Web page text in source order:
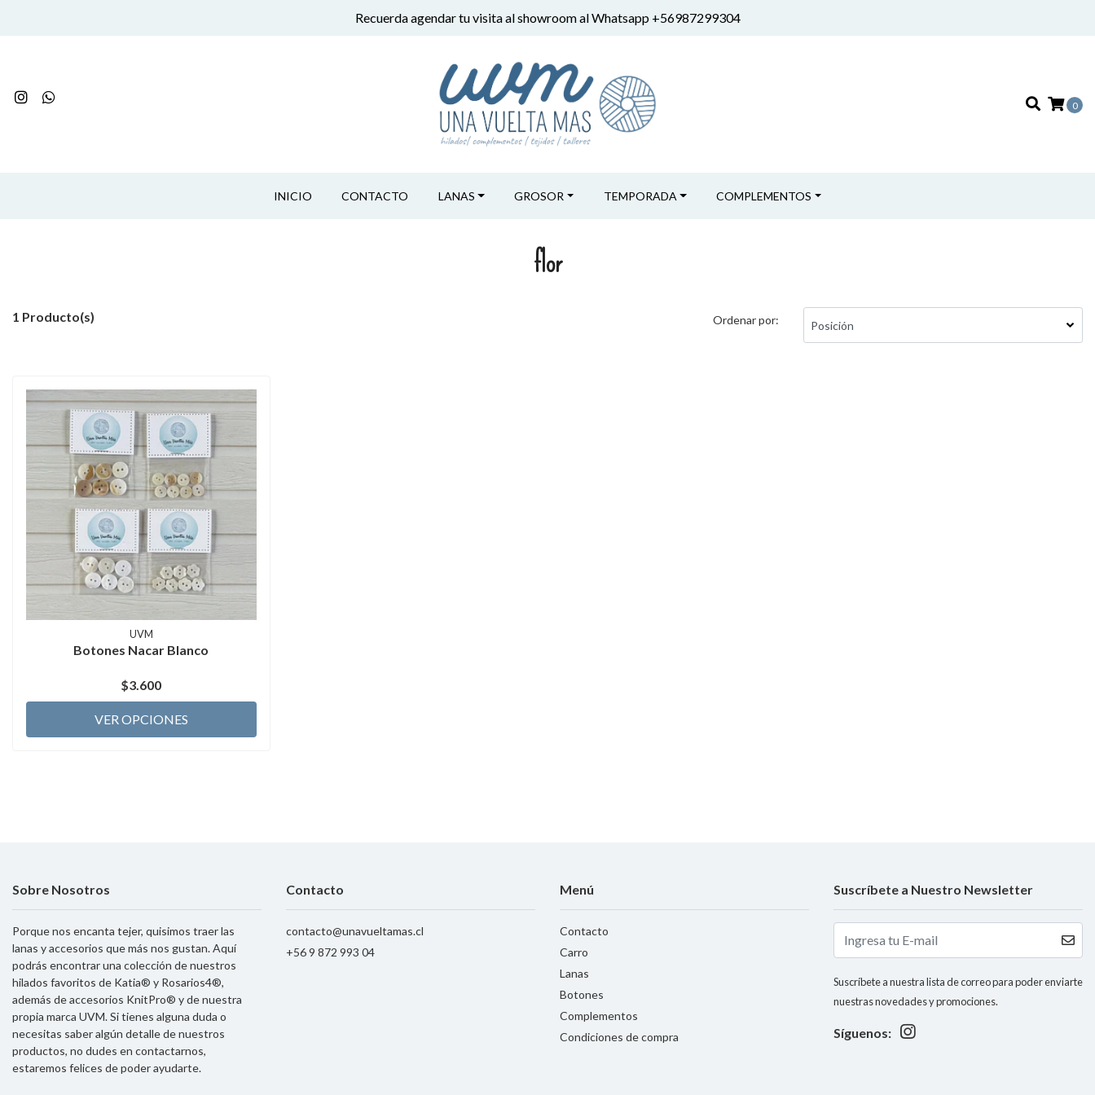
Recuerda agendar tu visita al showroom al Whatsapp +56987299304
0
INICIO CONTACTO LANAS GROSOR TEMPORADA COMPLEMENTOS
flor
1 Producto(s) Ordenar por:
UVM
Botones Nacar Blanco
$3.600
VER OPCIONES
Sobre Nosotros
Porque nos encanta tejer, quisimos traer las
lanas y accesorios que más nos gustan. Aquí
podrás encontrar una colección de nuestros
hilados favoritos de Katia® y Rosarios4®,
además de accesorios KnitPro® y de nuestra
propia marca UVM. Si tienes alguna duda o
necesitas saber algún detalle de nuestros
productos, no dudes en contactarnos,
estaremos felices de poder ayudarte.
Contacto
contacto@unavueltamas.cl
+56 9 872 993 04
Menú
Contacto
Carro
Lanas
Botones
Complementos
Condiciones de compra
Suscríbete a Nuestro Newsletter
Suscríbete a nuestra lista de correo para poder enviarte
nuestras novedades y promociones.
Síguenos: